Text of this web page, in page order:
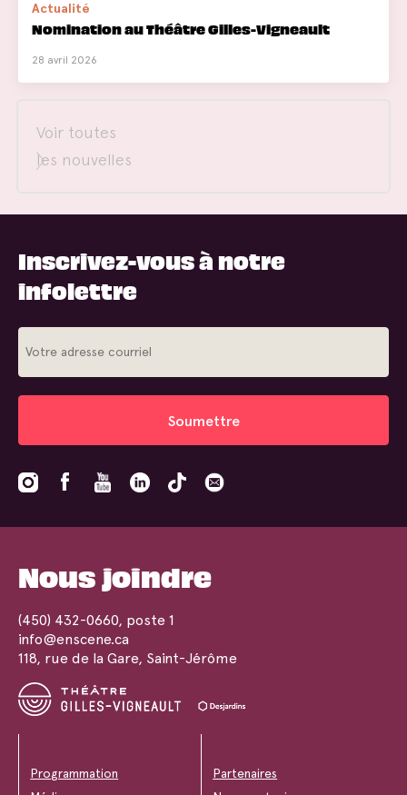
Actualité
Nomination au Théâtre Gilles-Vigneault
28 avril 2026
Voir toutes
les nouvelles
Inscrivez-vous à notre
infolettre
Soumettre
Nous joindre
(450) 432-0660, poste 1
info@enscene.ca
118, rue de la Gare, Saint-Jérôme
Programmation
Partenaires